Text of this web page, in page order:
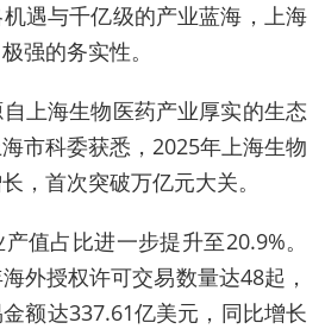
遇与千亿级的产业蓝海，上海
强的务实性。
上海生物医药产业厚实的生态
市科委获悉，2025年上海生物
，首次突破万亿元大关。
值占比进一步提升至20.9%。
外授权许可交易数量达48起，
额达337.61亿美元，同比增长